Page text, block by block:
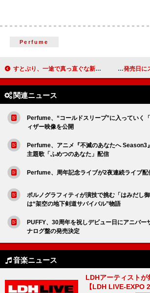
Perfume
すとぷり、一途で真っ直ぐな新曲「ヒミツのチョコレート」MV公開 Uru、映画『教場 Reunion』主
関連ニュース
Perfume、“コールドスリープ”に入っていく
ィザー映像を公開
Perfume、アニメ『不滅のあなたへ Season3
主題歌「ふめつのあなた」配信
Perfume、周年記念ライブが2夜連続ライブ配
ポルノグラフィティが演技で挑む「はみだし
は“架空の地下剣道サバイバル”物語
PUFFY、30周年を祝しデビュー日にアニバー
ナログ盤の発売決定
音楽ニュース
LDHアーティスト
【LDH LIVE-EXPO